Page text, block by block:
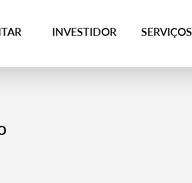
INVESTIDOR SERVIÇOS